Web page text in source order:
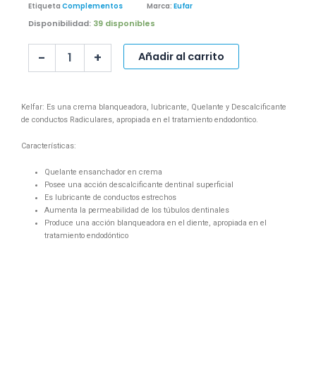
Etiqueta Complementos Marca: Eufar
Disponibilidad: 39 disponibles
-
KELFAR
+ Añadir al carrito
Kelfar: Es una crema blanqueadora, lubricante, Quelante y Descalcificante
de conductos Radiculares, apropiada en el tratamiento endodontico.
Características:
Quelante ensanchador en crema
Posee una acción descalcificante dentinal superficial
Es lubricante de conductos estrechos
Aumenta la permeabilidad de los túbulos dentinales
Produce una acción blanqueadora en el diente, apropiada en el
tratamiento endodóntico